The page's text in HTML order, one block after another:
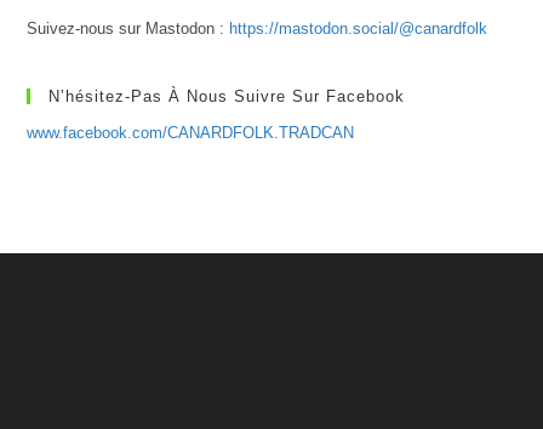
Suivez-nous sur Mastodon : https://mastodon.social/@canardfolk
N’hésitez-Pas À Nous Suivre Sur Facebook
www.facebook.com/CANARDFOLK.TRADCAN